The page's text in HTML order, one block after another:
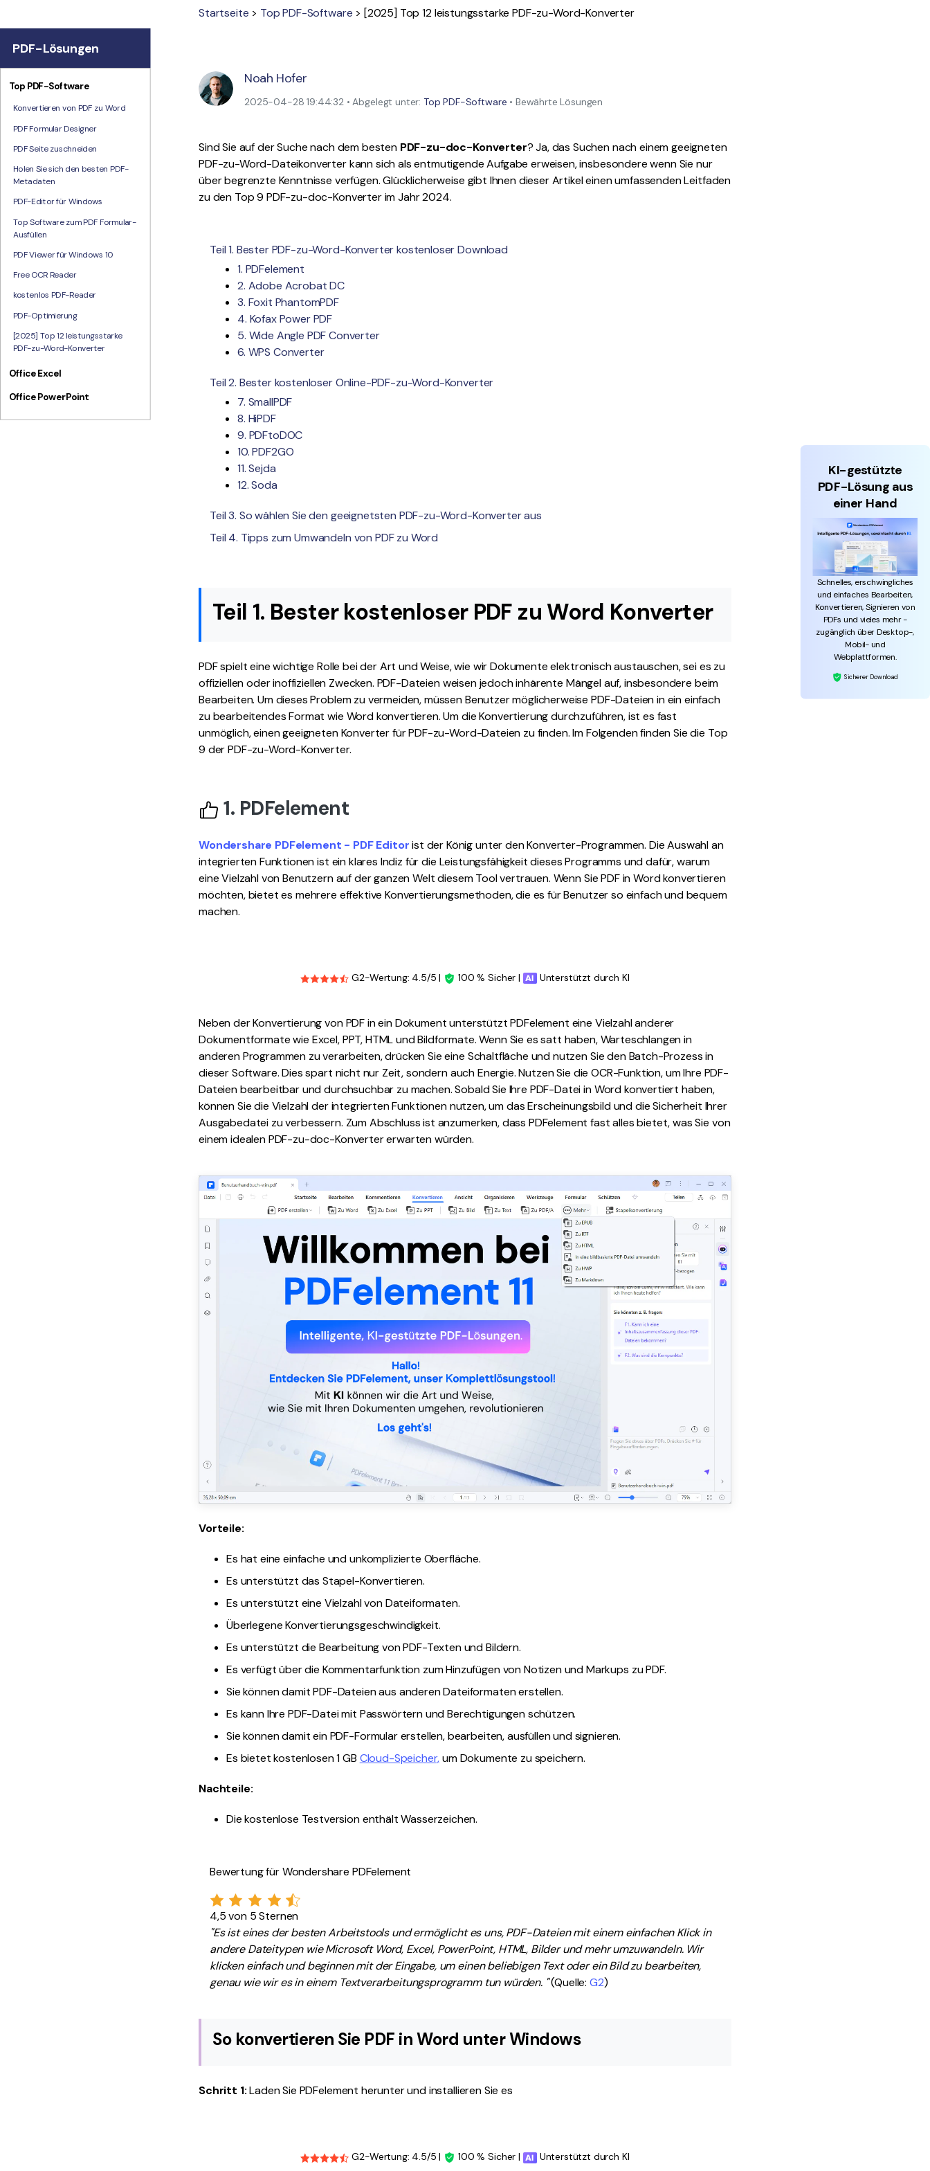
Alle Produkte ansehen
Alle PDF-Funktionen
Laden Sie die leistungsstärksten und einfachsten PDF-
Startseite > Top PDF-Software > [2025] Top 12 leistungsstarke PDF-zu-Word-Konverter
Noah Hofer
2025-04-28 19:44:32 • Abgelegt unter: Top PDF-Software • Bewährte Lösungen
Sind Sie auf der Suche nach dem besten PDF-zu-doc-Konverter? Ja, das Suchen nach einem geeigneten
PDF-zu-Word-Dateikonverter kann sich als entmutigende Aufgabe erweisen, insbesondere wenn Sie nur
über begrenzte Kenntnisse verfügen. Glücklicherweise gibt Ihnen dieser Artikel einen umfassenden Leitfaden
zu den Top 9 PDF-zu-doc-Konverter im Jahr 2024.
Teil 1. Bester PDF-zu-Word-Konverter kostenloser Download
1. PDFelement
2. Adobe Acrobat DC
3. Foxit PhantomPDF
4. Kofax Power PDF
5. Wide Angle PDF Converter
6. WPS Converter
Teil 2. Bester kostenloser Online-PDF-zu-Word-Konverter
7. SmallPDF
8. HiPDF
9. PDFtoDOC
10. PDF2GO
11. Sejda
12. Soda
Teil 3. So wählen Sie den geeignetsten PDF-zu-Word-Konverter aus
Teil 4. Tipps zum Umwandeln von PDF zu Word
Teil 1. Bester kostenloser PDF zu Word Konverter
PDF spielt eine wichtige Rolle bei der Art und Weise, wie wir Dokumente elektronisch austauschen, sei es zu
offiziellen oder inoffiziellen Zwecken. PDF-Dateien weisen jedoch inhärente Mängel auf, insbesondere beim
Bearbeiten. Um dieses Problem zu vermeiden, müssen Benutzer möglicherweise PDF-Dateien in ein einfach
zu bearbeitendes Format wie Word konvertieren. Um die Konvertierung durchzuführen, ist es fast
unmöglich, einen geeigneten Konverter für PDF-zu-Word-Dateien zu finden. Im Folgenden finden Sie die Top
9 der PDF-zu-Word-Konverter.
1. PDFelement
Wondershare PDFelement - PDF Editorist der König unter den Konverter-Programmen. Die Auswahl an
integrierten Funktionen ist ein klares Indiz für die Leistungsfähigkeit dieses Programms und dafür, warum
eine Vielzahl von Benutzern auf der ganzen Welt diesem Tool vertrauen. Wenn Sie PDF in Word konvertieren
möchten, bietet es mehrere effektive Konvertierungsmethoden, die es für Benutzer so einfach und bequem
machen.
G2-Wertung: 4.5/5 | 100 % Sicher | Unterstützt durch KI
Neben der Konvertierung von PDF in ein Dokument unterstützt PDFelement eine Vielzahl anderer
Dokumentformate wie Excel, PPT, HTML und Bildformate. Wenn Sie es satt haben, Warteschlangen in
anderen Programmen zu verarbeiten, drücken Sie eine Schaltfläche und nutzen Sie den Batch-Prozess in
dieser Software. Dies spart nicht nur Zeit, sondern auch Energie. Nutzen Sie die OCR-Funktion, um Ihre PDF-
Dateien bearbeitbar und durchsuchbar zu machen. Sobald Sie Ihre PDF-Datei in Word konvertiert haben,
können Sie die Vielzahl der integrierten Funktionen nutzen, um das Erscheinungsbild und die Sicherheit Ihrer
Ausgabedatei zu verbessern. Zum Abschluss ist anzumerken, dass PDFelement fast alles bietet, was Sie von
einem idealen PDF-zu-doc-Konverter erwarten würden.
Vorteile:
Es hat eine einfache und unkomplizierte Oberfläche.
Es unterstützt das Stapel-Konvertieren.
Es unterstützt eine Vielzahl von Dateiformaten.
Überlegene Konvertierungsgeschwindigkeit.
Es unterstützt die Bearbeitung von PDF-Texten und Bildern.
Es verfügt über die Kommentarfunktion zum Hinzufügen von Notizen und Markups zu PDF.
Sie können damit PDF-Dateien aus anderen Dateiformaten erstellen.
Es kann Ihre PDF-Datei mit Passwörtern und Berechtigungen schützen.
Sie können damit ein PDF-Formular erstellen, bearbeiten, ausfüllen und signieren.
Es bietet kostenlosen 1 GB Cloud-Speicher,um Dokumente zu speichern.
Nachteile:
Die kostenlose Testversion enthält Wasserzeichen.
Bewertung für Wondershare PDFelement
4,5 von 5 Sternen
"Es ist eines der besten Arbeitstools und ermöglicht es uns, PDF-Dateien mit einem einfachen Klick in
andere Dateitypen wie Microsoft Word, Excel, PowerPoint, HTML, Bilder und mehr umzuwandeln. Wir
klicken einfach und beginnen mit der Eingabe, um einen beliebigen Text oder ein Bild zu bearbeiten,
genau wie wir es in einem Textverarbeitungsprogramm tun würden. "(Quelle:G2)
So konvertieren Sie PDF in Word unter Windows
Schritt 1:Laden Sie PDFelement herunter und installieren Sie es
G2-Wertung: 4.5/5 | 100 % Sicher | Unterstützt durch KI
PDF-Lösungen
Top PDF-Software
Konvertieren von PDF zu Word
PDF Formular Designer
PDF Seite zuschneiden
Holen Sie sich den besten PDF-
Metadaten
PDF-Editor für Windows
Top Software zum PDF Formular-
Ausfüllen
PDF Viewer für Windows 10
Free OCR Reader
kostenlos PDF-Reader
PDF-Optimierung
[2025] Top 12 leistungsstarke
PDF-zu-Word-Konverter
Office Excel
Office PowerPoint
KI-gestützte
PDF-Lösung aus
einer Hand
Schnelles, erschwingliches
und einfaches Bearbeiten,
Konvertieren, Signieren von
PDFs und vieles mehr -
zugänglich über Desktop-,
Mobil- und
Webplattformen.
Sicherer Download